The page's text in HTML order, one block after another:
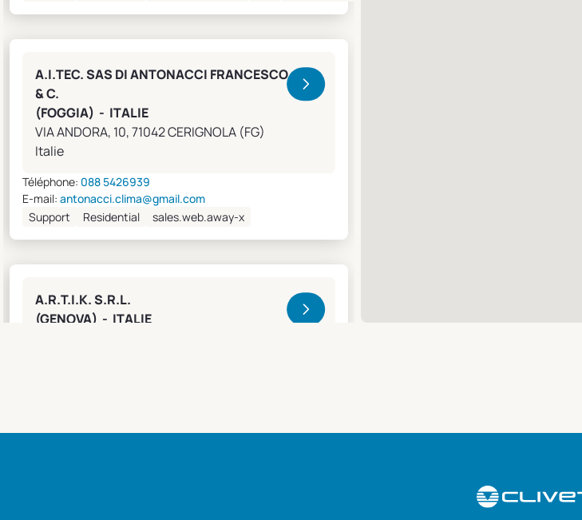
A.I.TEC. SAS DI ANTONACCI FRANCESCO
& C.
(FOGGIA) - ITALIE
VIA ANDORA, 10, 71042 CERIGNOLA (FG)
Italie
Téléphone: 088 5426939
E-mail: antonacci.clima@gmail.com
Support
Residential sales.web.away-x
A.R.T.I.K. S.R.L.
(GENOVA) - ITALIE